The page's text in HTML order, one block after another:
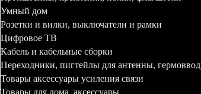
Умный дом
Розетки и вилки, выключатели и рамки
Цифровое ТВ
Кабель и кабельные сборки
Переходники, пигтейлы для антенны,
Товары аксессуары усиления связи
Товары для дома, аксессуары